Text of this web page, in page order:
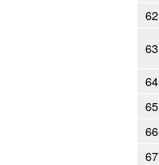
62
63
64
65
66
67